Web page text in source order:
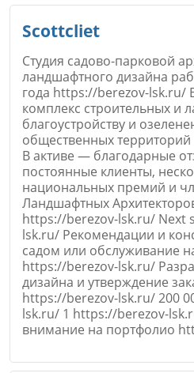
Email
Коментар*
Scottcliet
Студия садово-парковой
ландшафтного дизайна
года https://berezov-lsk.ru/
комплекс строительных и
благоустройству и
общественных
В активе — благодарные
постоянные клиенты,
национальных премий и
Ландшафтных
https://berezov-lsk.ru/ Next
lsk.ru/ Рекомендации и
садом или обслуживание
https://berezov-lsk.ru/
дизайна и утверждение
https://berezov-lsk.ru/ 200
lsk.ru/ 1 https://berezov-
внимание на портфолио